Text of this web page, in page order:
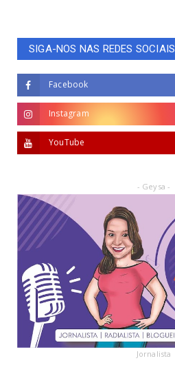
SIGA-NOS NAS REDES SOCIAIS
Facebook
Instagram
YouTube
- Geysa -
Jornalista